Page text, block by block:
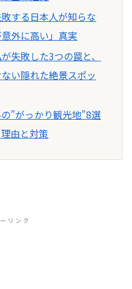
する日本人が知らな
外に高い」真実
失敗した3つの罠と、
い隠れた絶景スポッ
”がっかり観光地”8選
由と対策
リンク